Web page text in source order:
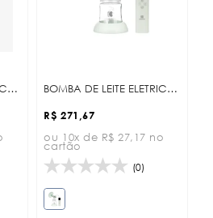
Maior Preço
BOMBA DE LEITE ELETRICA LEIA PLUS KB BOMBA DE LEITE ELETRICA CAILY KB
R$ 271,67
ou 10x de R$ 27,17 no
cartão
(0)